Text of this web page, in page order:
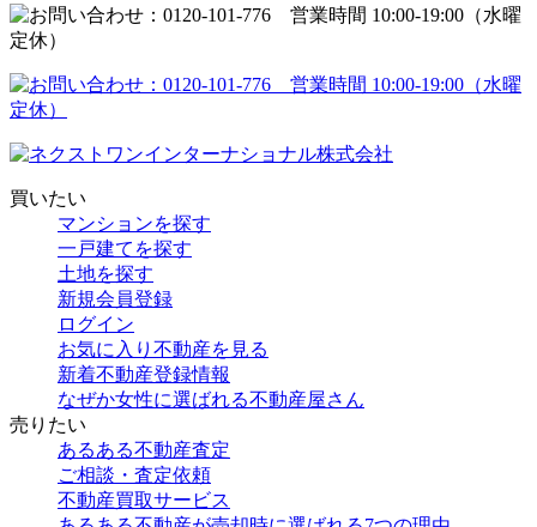
買いたい
マンションを探す
一戸建てを探す
土地を探す
新規会員登録
ログイン
お気に入り不動産を見る
新着不動産登録情報
なぜか女性に選ばれる不動産屋さん
売りたい
あるある不動産査定
ご相談・査定依頼
不動産買取サービス